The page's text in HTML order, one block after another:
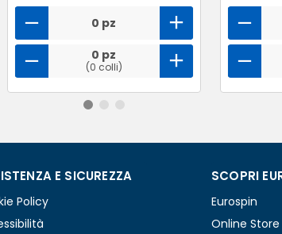
0 pz
0 pz
(0 colli)
E SICUREZZA
Policy
SCOPRI
Eurospin
Online Store